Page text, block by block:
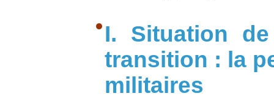
I. Situation
transition : la
militaires